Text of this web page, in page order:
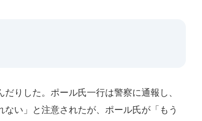
りした。ポール氏一行は警察に通報し、
い」と注意されたが、ポール氏が「もう